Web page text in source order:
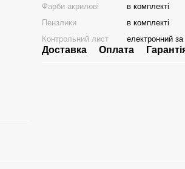
Фарби акрилові
в комплекті
Пензлики
в комплекті
Контрольний лист
електронний
Доставка Оплата